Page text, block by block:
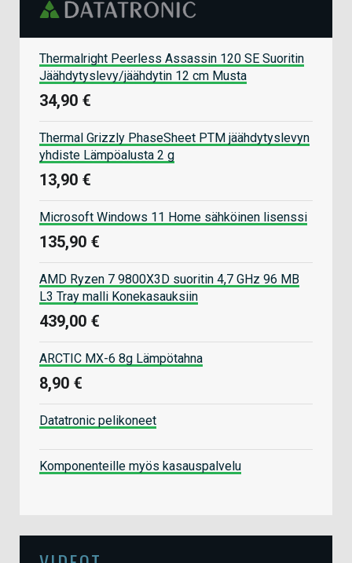
Thermalright Peerless Assassin 120 SE Suoritin
Jäähdytyslevy/jäähdytin 12 cm Musta
34,90 €
Thermal Grizzly PhaseSheet PTM jäähdytyslevyn
yhdiste Lämpöalusta 2 g
13,90 €
Microsoft Windows 11 Home sähköinen lisenssi
135,90 €
AMD Ryzen 7 9800X3D suoritin 4,7 GHz 96 MB
L3 Tray malli Konekasauksiin
439,00 €
ARCTIC MX-6 8g Lämpötahna
8,90 €
Datatronic pelikoneet
Komponenteille myös kasauspalvelu